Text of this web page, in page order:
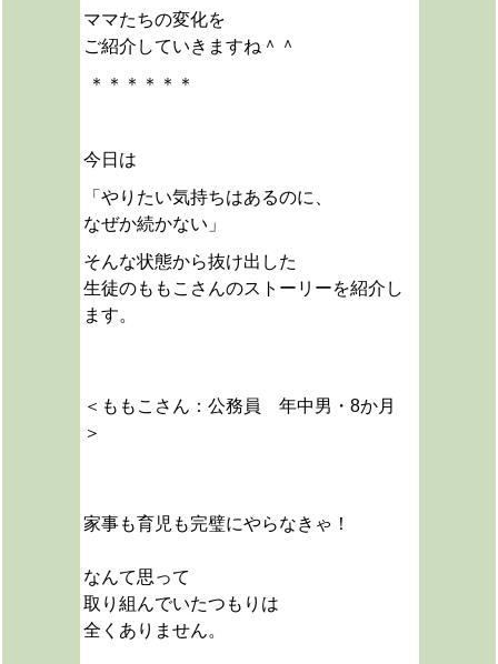
ママたちの変化を
ご紹介していきますね＾＾
＊＊＊＊＊＊
今日は
「やりたい気持ちはあるのに、
なぜか続かない」
そんな状態から抜け出した
生徒のももこさんのストーリーを紹介し
ます。
＜ももこさん：公務員 年中男・8か月
＞
家事も育児も完璧にやらなきゃ！
なんて思って
取り組んでいたつもりは
全くありません。